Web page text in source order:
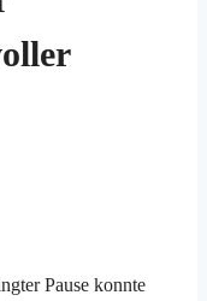
Pause konnte